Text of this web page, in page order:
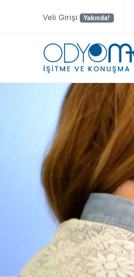
Veli Girişi Yakında!